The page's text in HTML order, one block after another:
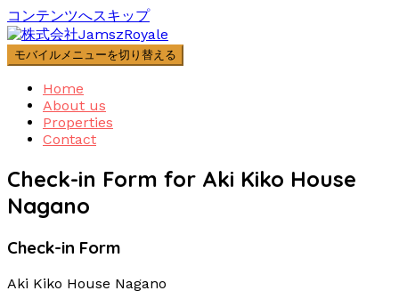
コンテンツへスキップ
モバイルメニューを切り替える
Home
About us
Properties
Contact
Check-in Form for Aki Kiko House
Nagano
Check-in Form
Aki Kiko House Nagano